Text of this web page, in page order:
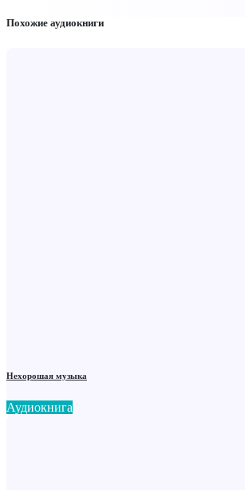
Похожие аудиокниги
Нехорошая музыка
Аудиокнига